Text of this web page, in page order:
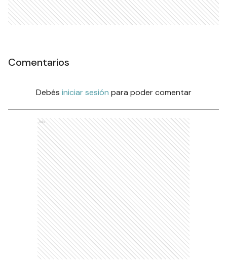
Comentarios
Debés iniciar sesión para poder comentar
Ads